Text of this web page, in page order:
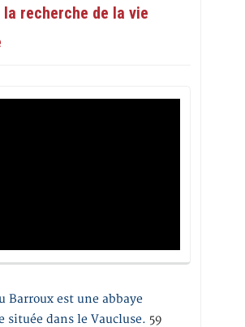
la recherche de la vie
Barroux est une abbaye
située dans le Vaucluse. 59